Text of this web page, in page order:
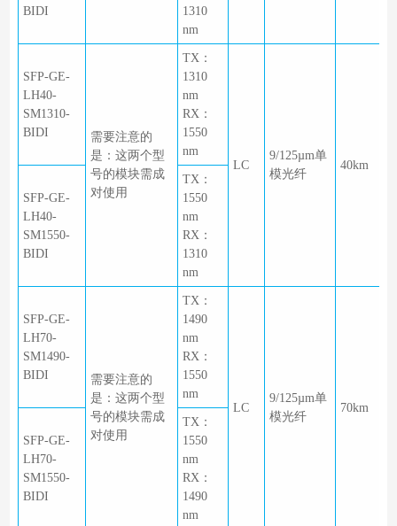
BIDI
1310
nm
SFP-GE-
LH40-
SM1310-
BIDI
需要注意的
是：这两个型
号的模块需成
对使用
TX：
1310
nm
RX：
1550
nm
LC
9/125µm单
模光纤
40km
SFP-GE-
LH40-
SM1550-
BIDI
TX：
1550
nm
RX：
1310
nm
SFP-GE-
LH70-
SM1490-
BIDI
需要注意的
是：这两个型
号的模块需成
对使用
TX：
1490
nm
RX：
1550
nm
LC
9/125µm单
模光纤
70km
SFP-GE-
LH70-
SM1550-
BIDI
TX：
1550
nm
RX：
1490
nm